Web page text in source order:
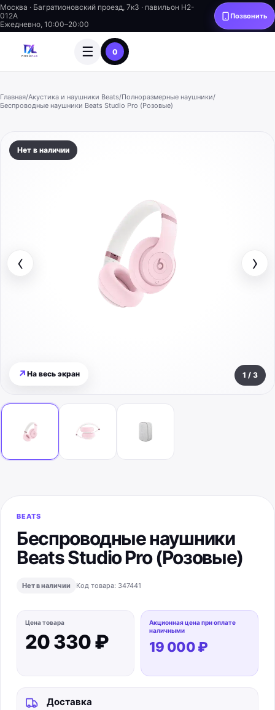
Москва · Багратионовский проезд, 7к3 · павильон H2-
012A
Ежедневно, 10:00–20:00
Позвонить
☰ 0
Главная/Акустика и наушники Beats/Полноразмерные наушники/
Беспроводные наушники Beats Studio Pro (Розовые)
Нет в наличии
↗ На весь экран
‹ ›
1 / 3
BEATS
Беспроводные наушники
Beats Studio Pro (Розовые)
Нет в наличии Код товара: 347441
Цена товара
20 330 ₽
Акционная цена при оплате
наличными
19 000 ₽
Доставка